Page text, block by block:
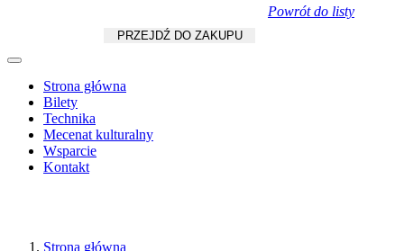
PRZEJDŹ DO ZAKUPU
Strona główna
Bilety
Technika
Mecenat kulturalny
Wsparcie
Kontakt
Strona główna
Powrót do listy